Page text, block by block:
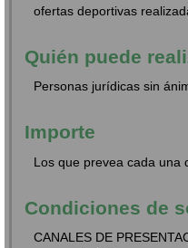
ofertas deportivas
Quién puede
Personas jurídicas sin
Importe
Los que prevea cada una
Condiciones de
CANALES DE